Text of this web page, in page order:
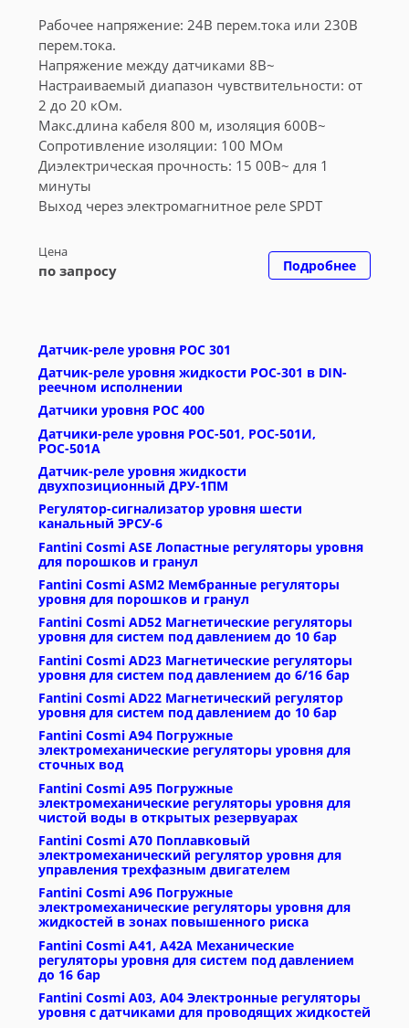
Рабочее напряжение: 24В перем.тока или 230В
перем.тока.
Напряжение между датчиками 8В~
Настраиваемый диапазон чувствительности: от
2 до 20 кОм.
Макс.длина кабеля 800 м, изоляция 600В~
Сопротивление изоляции: 100 МОм
Диэлектрическая прочность: 15 00В~ для 1
минуты
Выход через электромагнитное реле SPDT
Цена
по запросу Подробнее
Датчик-реле уровня РОС 301
Датчик-реле уровня жидкости РОС-301 в DIN-
реечном исполнении
Датчики уровня РОС 400
Датчики-реле уровня РОС-501, РОС-501И,
РОС-501А
Датчик-реле уровня жидкости
двухпозиционный ДРУ-1ПМ
Регулятор-сигнализатор уровня шести
канальный ЭРСУ-6
Fantini Cosmi ASE Лопастные регуляторы уровня
для порошков и гранул
Fantini Cosmi ASM2 Мембранные регуляторы
уровня для порошков и гранул
Fantini Cosmi AD52 Магнетические регуляторы
уровня для систем под давлением до 10 бар
Fantini Cosmi AD23 Магнетические регуляторы
уровня для систем под давлением до 6/16 бар
Fantini Cosmi AD22 Магнетический регулятор
уровня для систем под давлением до 10 бар
Fantini Cosmi A94 Погружные
электромеханические регуляторы уровня для
сточных вод
Fantini Cosmi A95 Погружные
электромеханические регуляторы уровня для
чистой воды в открытых резервуарах
Fantini Cosmi A70 Поплавковый
электромеханический регулятор уровня для
управления трехфазным двигателем
Fantini Cosmi A96 Погружные
электромеханические регуляторы уровня для
жидкостей в зонах повышенного риска
Fantini Cosmi A41, A42A Механические
регуляторы уровня для систем под давлением
до 16 бар
Fantini Cosmi A03, A04 Электронные регуляторы
уровня с датчиками для проводящих жидкостей